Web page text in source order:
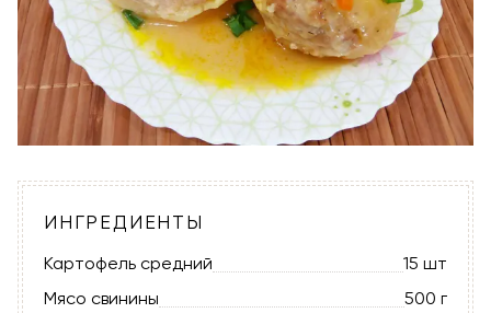
ИНГРЕДИЕНТЫ
Картофель средний
15 шт
Мясо свинины
500 г